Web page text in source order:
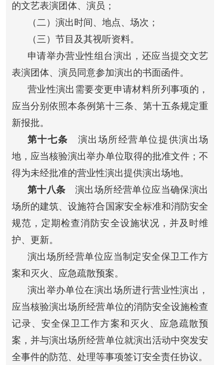
的文艺表演团体、演员；
（二）演出时间、地点、场次；
（三）节目及其视听资料。
申请举办营业性组台演出，还应当提交文艺
表演团体、演员同意参加演出的书面函件。
营业性演出需要变更申请材料所列事项的，
应当分别依照本条例第十三条、第十五条规定重
新报批。
第十七条 演出场所经营单位提供演出场
地，应当核验演出举办单位取得的批准文件；不
得为未经批准的营业性演出提供演出场地。
第十八条 演出场所经营单位应当确保演出
场所的建筑、设施符合国家安全标准和消防安全
规范，定期检查消防安全设施状况，并及时维
护、更新。
演出场所经营单位应当制定安全保卫工作方
案和灭火、应急疏散预案。
演出举办单位在演出场所进行营业性演出，
应当核验演出场所经营单位的消防安全设施检查
记录、安全保卫工作方案和灭火、应急疏散预
案，并与演出场所经营单位就演出活动中突发安
全事件的防范、处理等事项签订安全责任协议。